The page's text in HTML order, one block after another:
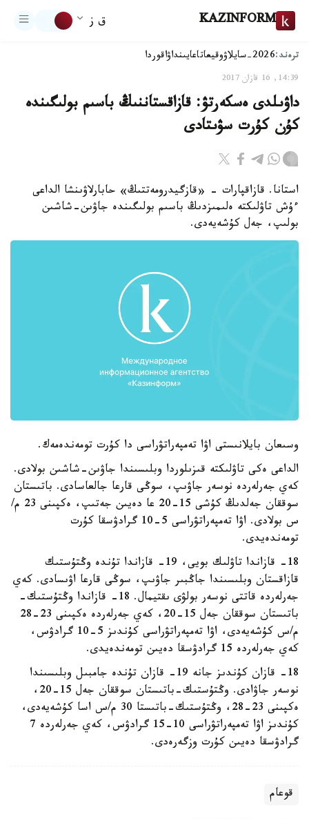
KAZINFORM ق ز
ترەند:2026-سايلاۋ وقيعاتاعايىنداۋاقوردا
14:39, 16 قازان 2017
داۋىلدى ەسكەرتۋ: قازاقستاننىڭ باسىم بولىگىندە
كۇن كۇرت سۋىتادى
استانا. قازاقپارات - «قازگيدرومەتتىڭ» حابارلاۋىنشا الداعى
ءۇش تاۋلىكتە ەلىمىزدىڭ باسىم بولىگىندە جاۋىن-شاشىن
بولىپ، جەل كۇشەيەدى.
وسىعان بايلانىستى اۋا تەمپەراتۋراسى دا كۇرت تومەندەمەك.
الداعى ەكى تاۋلىكتە قىزىلوردا وبلىسىندا جاۋىن-شاشىن بولادى.
كەي جەرلەردە نوسەر جاۋىپ، سوڭى قارعا جالعاسادى. باتىستان
سوققان جەلدىڭ كۇشى 15-20 عا دەيىن جەتىپ، ەكپىنى 23 م/
س بولادى. اۋا تەمپەراتۋراسى 5-10 گرادۋسقا كۇرت
تومەندەيدى.
18- قازاندا تاۋلىك بويى، 19- قازاندا تۇندە وڭتۇستىك
قازاقستان وبلىسىندا جاڭبىر جاۋىپ، سوڭى قارعا اۋىسادى. كەي
جەرلەردە قاتتى نوسەر بولۋى ىقتيمال. 18- قازاندا وڭتۇستىك-
باتىستان سوققان جەل 15-20، كەي جەرلەردە ەكپىنى 23-28
م/س كۇشەيەدى، اۋا تەمپەراتۋراسى كۇندىز 5-10 گرادۋس،
كەي جەرلەردە 15 گرادۋسقا دەيىن تومەندەيدى.
18- قازان كۇندىز جانە 19- قازان تۇندە جامبىل وبلىسىندا
نوسەر جاۋادى. وڭتۇستىك-باتىستان سوققان جەل 15-20،
ەكپىنى 23-28، وڭتۇستىك-باتىستا 30 م/س اسا كۇشەيەدى،
كۇندىز اۋا تەمپەراتۋراسى 10-15 گرادۋس، كەي جەرلەردە 7
گرادۋسقا دەيىن كۇرت وزگەرەدى.
قوعام